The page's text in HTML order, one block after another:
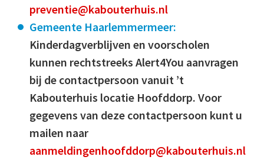
preventie@kabouterhuis.nl
Gemeente Haarlemmermeer:
Kinderdagverblijven en voorscholen
kunnen rechtstreeks Alert4You aanvragen
bij de contactpersoon vanuit ’t
Kabouterhuis locatie Hoofddorp. Voor
gegevens van deze contactpersoon kunt u
mailen naar
aanmeldingenhoofddorp@kabouterhuis.nl